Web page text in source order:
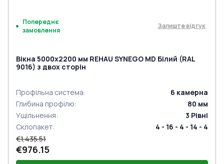
Попереднє
замовлення
Залиште відгук
Вікна 5000x2200 мм REHAU SYNEGO MD Білий (RAL
9016) з двох сторін
Профільна система: 6 камерна
Глибина профілю: 80 мм
Ущільнення: 3 Рівні
Склопакет:
4 - 16 - 4 - 14 - 4
€1,435.51
€976.15